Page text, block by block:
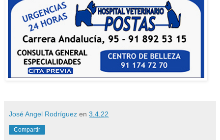
José Angel Rodríguez en 3.4.22
Compartir